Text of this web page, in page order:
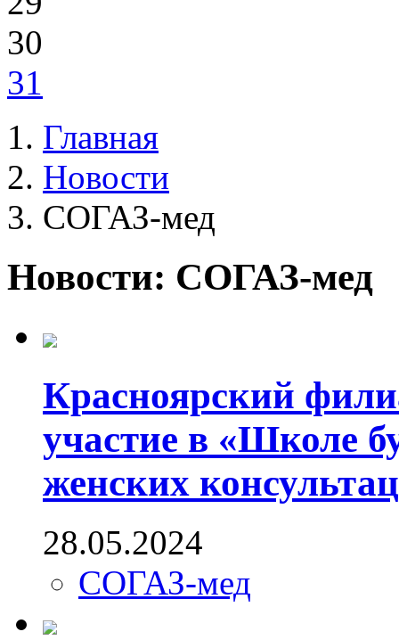
30
31
Главная
Новости
СОГАЗ-мед
Новости: СОГАЗ-мед
Красноярский
участие в «Школе
женских
28.05.2024
СОГАЗ-мед